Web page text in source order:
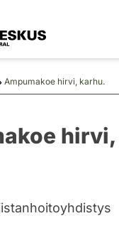
Ampumakoe hirvi, karhu.
hirvi,